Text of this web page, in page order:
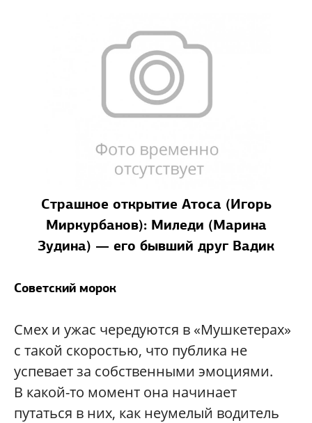
Страшное открытие Атоса (Игорь
Миркурбанов): Миледи (Марина
Зудина) — его бывший друг Вадик
Советский морок
Смех и ужас чередуются в «Мушкетерах»
с такой скоростью, что публика не
успевает за собственными эмоциями.
В какой-то момент она начинает
путаться в них, как неумелый водитель